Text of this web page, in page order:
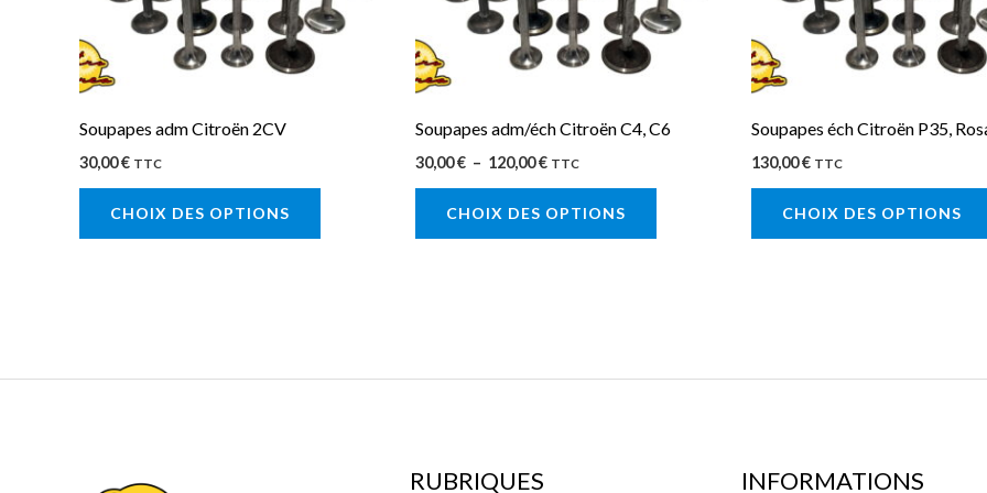
Soupapes adm Citroën 2CV
30,00€ TTC
CHOIX DES OPTIONS
peuvent
produit
Soupapes adm/éch Citroën C4, C6
30,00€ – 120,00€ TTC
CHOIX DES OPTIONS
peuvent
produit
Soupapes éch Citroën P35,
130,00€ TTC
CHOIX DES OPTIONS
RUBRIQUES INFORMATIONS